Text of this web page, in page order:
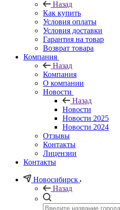
Назад
Как купить
Условия оплаты
Условия доставки
Гарантия на товар
Возврат товара
Компания
Назад
Компания
О компании
Новости
Назад
Новости
Новости 2025
Новости 2024
Отзывы
Контакты
Лицензии
Контакты
Новосибирск
Назад